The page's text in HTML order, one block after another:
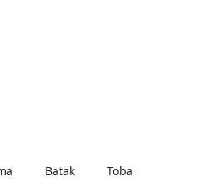
Batak Toba